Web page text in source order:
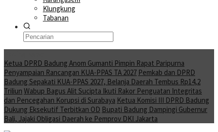
Klungkung
Tabanan
Ketua DPRD Badung Anom Gumanti Pimpin Rapat Paripurna
Penyampaian Rancangan KUA-PPAS TA 2027 Pemkab dan DPRD
Badung Sepakati KUA-PPAS 2027, Belanja Daerah Tembus Rp14,2
Triliun Wabup Bagus Alit Sucipta Ikuti Rakor Penguatan Integritas
dan Pencegahan Korupsi di Surabaya Ketua Komisi III DPRD Badung
Dukung Eksekutif Terbitkan OD Bupati Badung Dampingi Gubernur
Bali, Jajaki Obligasi Daerah ke Pemprov DKI Jakarta